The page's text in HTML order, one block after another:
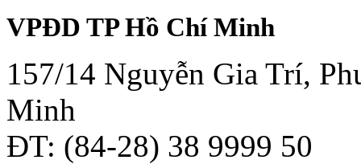
VPĐD TP Hồ Chí Minh
157/14 Nguyễn Gia Trí,
Minh
ĐT: (84-28) 38 9999 50